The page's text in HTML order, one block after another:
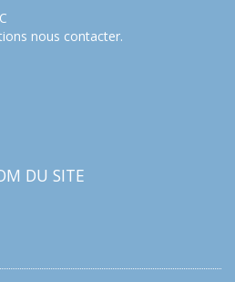
nous contacter.
DU SITE